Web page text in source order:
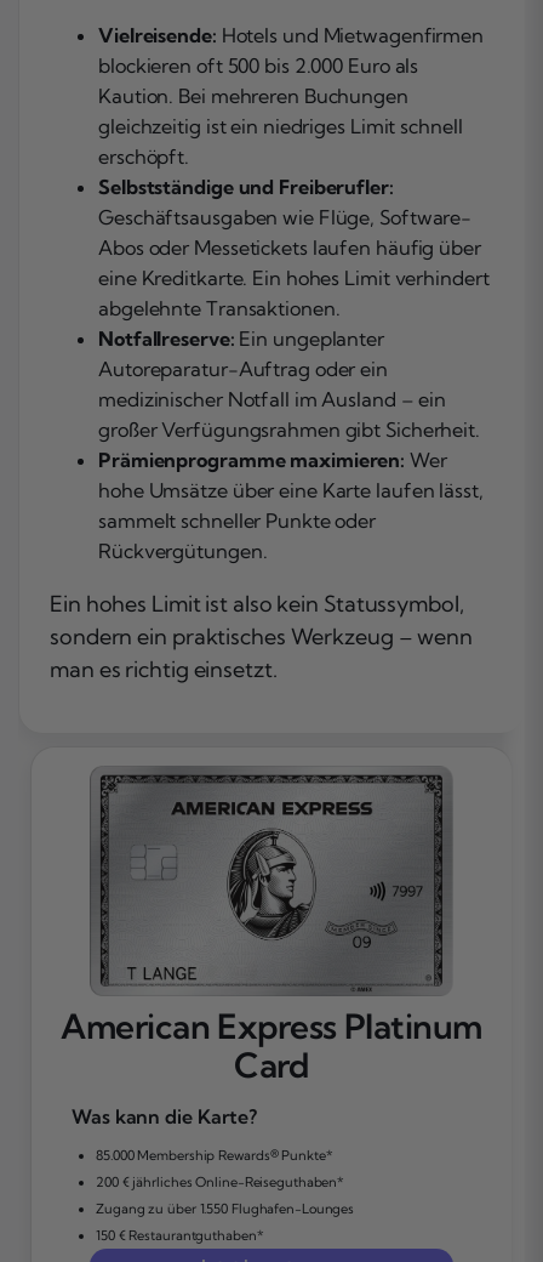
Vielreisende: Hotels und Mietwagenfirmen
blockieren oft 500 bis 2.000 Euro als
Kaution. Bei mehreren Buchungen
gleichzeitig ist ein niedriges Limit schnell
erschöpft.
Selbstständige und Freiberufler:
Geschäftsausgaben wie Flüge, Software-
Abos oder Messetickets laufen häufig über
eine Kreditkarte. Ein hohes Limit verhindert
abgelehnte Transaktionen.
Notfallreserve: Ein ungeplanter
Autoreparatur-Auftrag oder ein
medizinischer Notfall im Ausland – ein
großer Verfügungsrahmen gibt Sicherheit.
Prämienprogramme maximieren: Wer
hohe Umsätze über eine Karte laufen lässt,
sammelt schneller Punkte oder
Rückvergütungen.
Ein hohes Limit ist also kein Statussymbol,
sondern ein praktisches Werkzeug – wenn
man es richtig einsetzt.
American Express Platinum
Card
Was kann die Karte?
85.000 Membership Rewards® Punkte*
200 € jährliches Online-Reiseguthaben*
Zugang zu über 1.550 Flughafen-Lounges
150 € Restaurantguthaben*